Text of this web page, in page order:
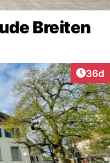
Breiten
36d